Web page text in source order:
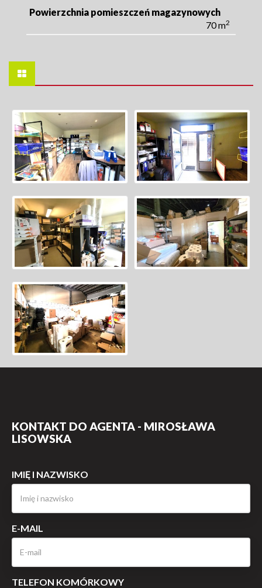
Powierzchnia pomieszczeń magazynowych
70 m2
KONTAKT DO AGENTA - MIROSŁAWA
LISOWSKA
IMIĘ I NAZWISKO
E-MAIL
TELEFON KOMÓRKOWY